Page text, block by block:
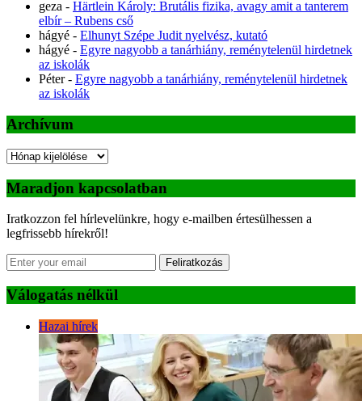
geza - Härtlein Károly: Brutális fizika, avagy amit a tanterem
elbír – Rubens cső
hágyé - Elhunyt Szépe Judit nyelvész, kutató
hágyé - Egyre nagyobb a tanárhiány, reménytelenül hirdetnek
az iskolák
Péter- Egyre nagyobb a tanárhiány, reménytelenül hirdetnek
az iskolák
Archívum
Archívum
Maradjon kapcsolatban
Iratkozzon fel hírlevelünkre, hogy e-mailben értesülhessen a
legfrissebb hírekről!
Feliratkozás
Válogatás nélkül
Hazai hírek